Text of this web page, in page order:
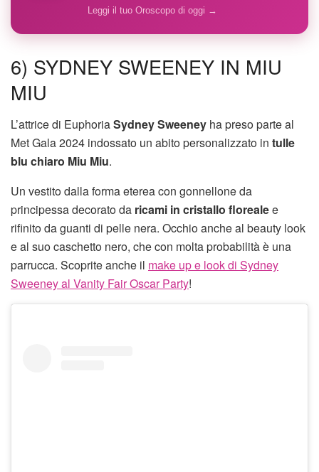
Leggi il tuo Oroscopo di oggi →
6) SYDNEY SWEENEY IN MIU
MIU
L’attrice di EuphoriaSydney Sweeney ha preso parte al
Met Gala 2024 indossato un abito personalizzato in tulle
blu chiaro Miu Miu.
Un vestito dalla forma eterea con gonnellone da
principessa decorato da ricami in cristallo florealee
rifinito da guanti di pelle nera. Occhio anche al beauty look
e al suo caschetto nero, che con molta probabilità è una
parrucca. Scoprite anche il make up e look di Sydney
Sweeney al Vanity Fair Oscar Party!